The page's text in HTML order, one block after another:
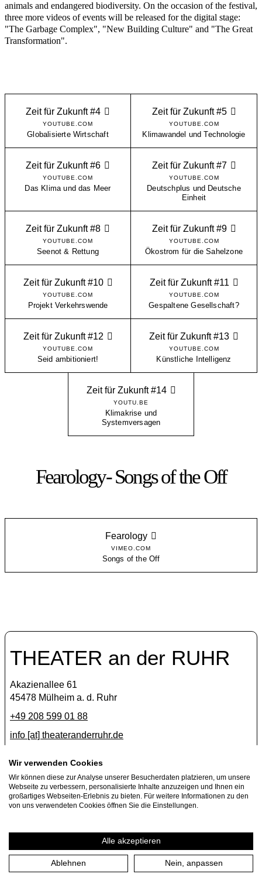
animals and endangered biodiversity. On the occasion of the festival,
three more videos of events will be released for the digital stage:
"The Garbage Complex", "New Building Culture" and "The Great
Transformation".
Zeit für Zukunft #4
YOUTUBE.COM
Globalisierte Wirtschaft
Zeit für Zukunft #5
YOUTUBE.COM
Klimawandel und Technologie
Zeit für Zukunft #6
YOUTUBE.COM
Das Klima und das Meer
Zeit für Zukunft #7
YOUTUBE.COM
Deutschplus und Deutsche
Einheit
Zeit für Zukunft #8
YOUTUBE.COM
Seenot & Rettung
Zeit für Zukunft #9
YOUTUBE.COM
Ökostrom für die Sahelzone
Zeit für Zukunft #10
YOUTUBE.COM
Projekt Verkehrswende
Zeit für Zukunft #11
YOUTUBE.COM
Gespaltene Gesellschaft?
Zeit für Zukunft #12
YOUTUBE.COM
Seid ambitioniert!
Zeit für Zukunft #13
YOUTUBE.COM
Künstliche Intelligenz
Zeit für Zukunft #14
YOUTU.BE
Klimakrise und
Systemversagen
Fearology- Songs of the Off
Fearology
VIMEO.COM
Songs of the Off
THEATER an der RUHR
Akazienallee 61
45478 Mülheim a. d. Ruhr
+49 208 599 01 88
info [​at​] theateranderruhr.de
Facebook
Instagram
Newsletter
Privacy Policy
Wir verwenden Cookies
Wir können diese zur Analyse unserer Besucherdaten platzieren, um unsere
Webseite zu verbessern, personalisierte Inhalte anzuzeigen und Ihnen ein
großartiges Webseiten-Erlebnis zu bieten. Für weitere Informationen zu den
von uns verwendeten Cookies öffnen Sie die Einstellungen.
Alle akzeptieren
Ablehnen Nein, anpassen